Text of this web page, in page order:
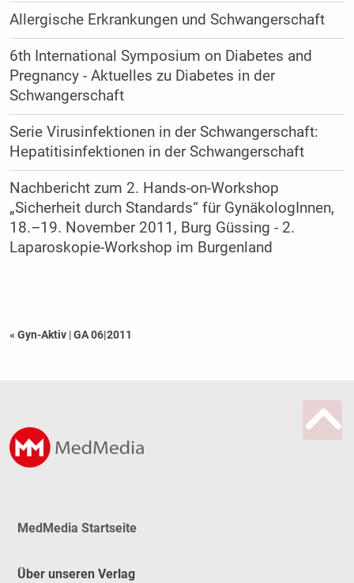
Allergische Erkrankungen und Schwangerschaft
6th International Symposium on Diabetes and
Pregnancy - Aktuelles zu Diabetes in der
Schwangerschaft
Serie Virusinfektionen in der Schwangerschaft:
Hepatitisinfektionen in der Schwangerschaft
Nachbericht zum 2. Hands-on-Workshop
„Sicherheit durch Standards“ für GynäkologInnen,
18.–19. November 2011, Burg Güssing - 2.
Laparoskopie-Workshop im Burgenland
« Gyn-Aktiv |GA 06|2011
MedMedia Startseite
Über unseren Verlag